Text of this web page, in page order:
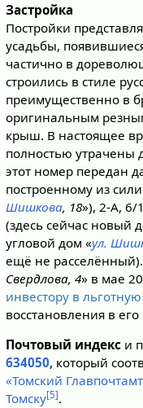
Застройка
Постройки
усадьбы,
частично в
строились в стиле
преимущественно в
оригинальным
крыш. В настоящее
полностью
этот номер передан
построенному из
Шишкова, 18»), 2-А, 6/
(здесь сейчас новый
угловой дом «ул.
ещё не
Свердлова, 4» в мае
инвестору в
восстановления в
Почтовый индекси
634050, который
«Томский
Томску[5].